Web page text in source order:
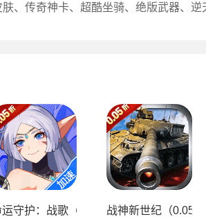
、传奇神卡、超酷坐骑、绝版武器、逆
）
运守护：战歌（0.05折每日6480）
战神新世纪（0.05